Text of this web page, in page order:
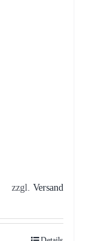
zzgl. Versand